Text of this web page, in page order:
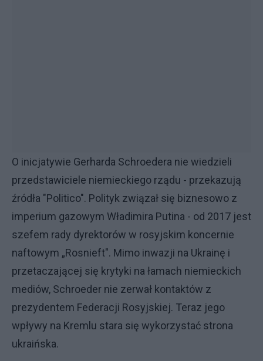
O inicjatywie Gerharda Schroedera nie wiedzieli
przedstawiciele niemieckiego rządu - przekazują
źródła "Politico". Polityk związał się biznesowo z
imperium gazowym Władimira Putina - od 2017 jest
szefem rady dyrektorów w rosyjskim koncernie
naftowym „Rosnieft". Mimo inwazji na Ukrainę i
przetaczającej się krytyki na łamach niemieckich
mediów, Schroeder nie zerwał kontaktów z
prezydentem Federacji Rosyjskiej. Teraz jego
wpływy na Kremlu stara się wykorzystać strona
ukraińska.